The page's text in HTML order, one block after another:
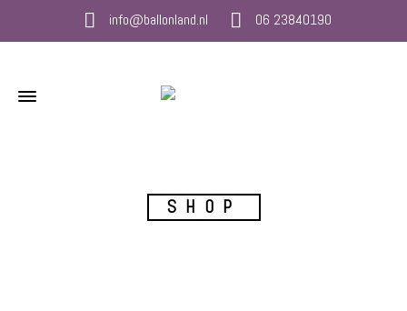
info@ballonland.nl 06 23840190
SHOP